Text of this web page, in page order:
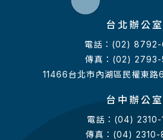
台北辦公室
電話：(02)
傳真：(02)
11466台北市內湖區民權東路
台中辦公室
電話：(04) 2310-
傳真：(04)